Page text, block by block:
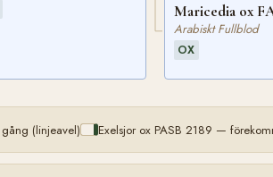
Maricedia ox
Arabiskt Fullblod
OX
(linjeavel) Exelsjor ox PASB 2189 —